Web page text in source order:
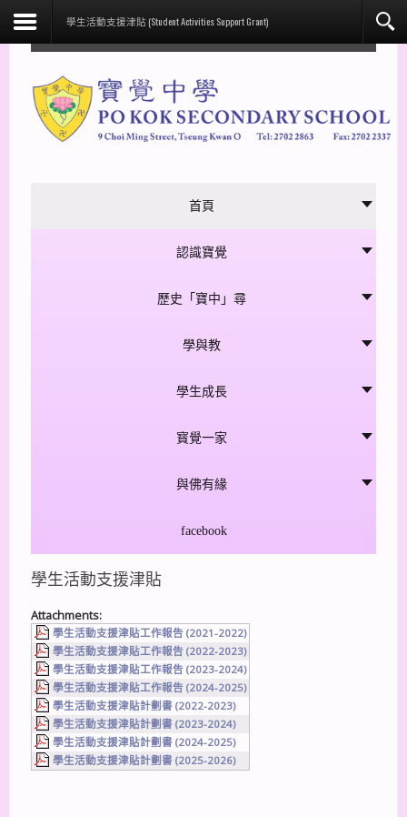
學生活動支援津貼 (Student Activities Support Grant)
首頁
認識寶覺
歷史「寶中」尋
學與教
學生成長
寳覺一家
與佛有緣
facebook
學生活動支援津貼
Attachments:
學生活動支援津貼工作報告 (2021-2022)
學生活動支援津貼工作報告 (2022-2023)
學生活動支援津貼工作報告 (2023-2024)
學生活動支援津貼工作報告 (2024-2025)
學生活動支援津貼計劃書 (2022-2023)
學生活動支援津貼計劃書 (2023-2024)
學生活動支援津貼計劃書 (2024-2025)
學生活動支援津貼計劃書 (2025-2026)